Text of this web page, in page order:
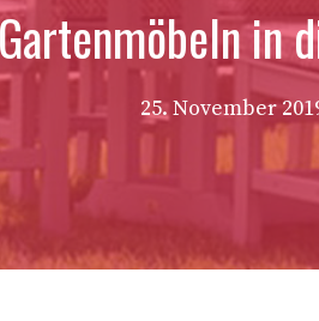
in
25. November